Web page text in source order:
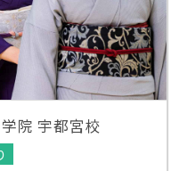
院 宇都宮校